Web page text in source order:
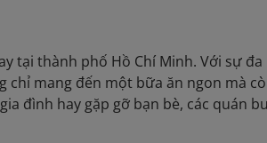
tại thành phố Hồ Chí Minh. Với sự đa
chỉ mang đến một bữa ăn ngon mà
đình hay gặp gỡ bạn bè, các quán